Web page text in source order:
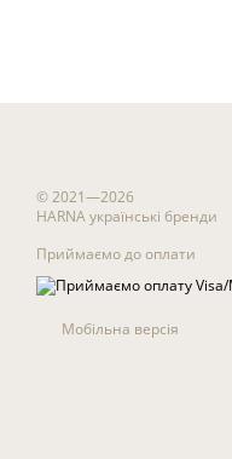
© 2021—2026
HARNA українські бренди
Приймаємо до оплати
Мобільна версія